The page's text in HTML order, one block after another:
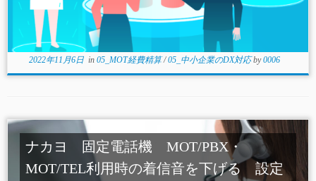
2022年11月6日in 05_MOT経費精算/05_中小企業のDX対応by0006
ナカヨ 固定電話機 MOT/PBX・
MOT/TEL利用時の着信音を下げる 設定